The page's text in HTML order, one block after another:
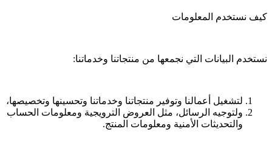
كيف نستخدم المعلومات
نستخدم البيانات التي نجمعها من منتجاتنا وخدماتنا:
لتشغيل أعمالنا وتوفير منتجاتنا وخدماتنا وتحسينها وتخصيصها،
ولتوجيه الرسائل، مثل العروض الترويجية ومعلومات الحساب
والتحديثات الأمنية ومعلومات المنتج.